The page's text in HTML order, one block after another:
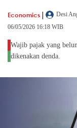
Economics |
Desi
06/05/2026 16:18 WIB
Wajib pajak yang
dikenakan denda.